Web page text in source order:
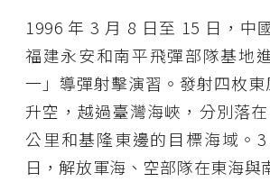
1996 年 3 月 8 日至 15 日，中
福建永安和南平飛彈部隊基地
一」導彈射擊演習。發射四枚
升空，越過臺灣海峽，分別落
公里和基隆東邊的目標海域。
日，解放軍海、空部隊在東海與